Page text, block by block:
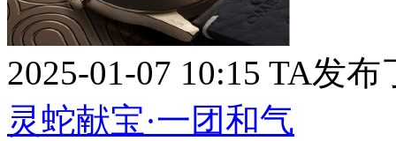
2025-01-07 10:15 TA发布
灵蛇献宝·一团和气